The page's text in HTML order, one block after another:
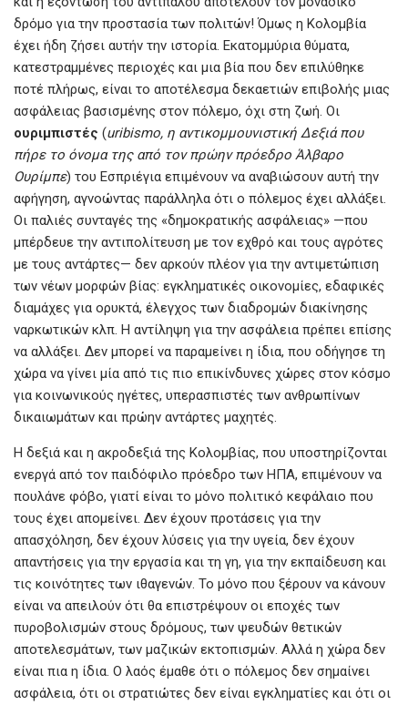
δρόμο για την προστασία των πολιτών! Όμως η Κολομβία
έχει ήδη ζήσει αυτήν την ιστορία. Εκατομμύρια θύματα,
κατεστραμμένες περιοχές και μια βία που δεν επιλύθηκε
ποτέ πλήρως, είναι το αποτέλεσμα δεκαετιών επιβολής μιας
ασφάλειας βασισμένης στον πόλεμο, όχι στη ζωή. Οι
ουριμπιστές (uribismo, η αντικομμουνιστική Δεξιά που
πήρε το όνομα της από τον πρώην πρόεδρο Άλβαρο
Ουρίμπε) του Εσπριέγια επιμένουν να αναβιώσουν αυτή την
αφήγηση, αγνοώντας παράλληλα ότι ο πόλεμος έχει αλλάξει.
Οι παλιές συνταγές της «δημοκρατικής ασφάλειας» —που
μπέρδευε την αντιπολίτευση με τον εχθρό και τους αγρότες
με τους αντάρτες— δεν αρκούν πλέον για την αντιμετώπιση
των νέων μορφών βίας: εγκληματικές οικονομίες, εδαφικές
διαμάχες για ορυκτά, έλεγχος των διαδρομών διακίνησης
ναρκωτικών κλπ. Η αντίληψη για την ασφάλεια πρέπει επίσης
να αλλάξει. Δεν μπορεί να παραμείνει η ίδια, που οδήγησε τη
χώρα να γίνει μία από τις πιο επικίνδυνες χώρες στον κόσμο
για κοινωνικούς ηγέτες, υπερασπιστές των ανθρωπίνων
δικαιωμάτων και πρώην αντάρτες μαχητές.
Η δεξιά και η ακροδεξιά της Κολομβίας, που υποστηρίζονται
ενεργά από τον παιδόφιλο πρόεδρο των ΗΠΑ, επιμένουν να
πουλάνε φόβο, γιατί είναι το μόνο πολιτικό κεφάλαιο που
τους έχει απομείνει. Δεν έχουν προτάσεις για την
απασχόληση, δεν έχουν λύσεις για την υγεία, δεν έχουν
απαντήσεις για την εργασία και τη γη, για την εκπαίδευση και
τις κοινότητες των ιθαγενών. Το μόνο που ξέρουν να κάνουν
είναι να απειλούν ότι θα επιστρέψουν οι εποχές των
πυροβολισμών στους δρόμους, των ψευδών θετικών
αποτελεσμάτων, των μαζικών εκτοπισμών. Αλλά η χώρα δεν
είναι πια η ίδια. Ο λαός έμαθε ότι ο πόλεμος δεν σημαίνει
ασφάλεια, ότι οι στρατιώτες δεν είναι εγκληματίες και ότι οι